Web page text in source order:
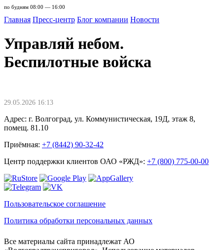
по будням 08:00 — 16:00
Главная Пресс-центр Блог компании Новости
Управляй небом.
Беспилотные войска
29.05.2026 16:13
Адрес: г. Волгоград, ул. Коммунистическая, 19Д, этаж 8,
помещ. 81.10
Приёмная: +7 (8442) 90-32-42
Центр поддержки клиентов ОАО «РЖД»: +7 (800) 775-00-00
Пользовательское соглашение
Политика обработки персональных данных
Все материалы сайта принадлежат АО